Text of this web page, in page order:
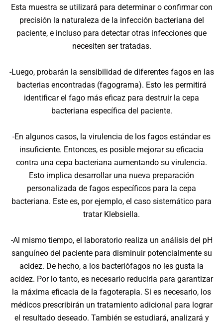
Esta muestra se utilizará para determinar o confirmar con
precisión la naturaleza de la infección bacteriana del
paciente, e incluso para detectar otras infecciones que
necesiten ser tratadas.
-Luego, probarán la sensibilidad de diferentes fagos en las
bacterias encontradas (fagograma). Esto les permitirá
identificar el fago más eficaz para destruir la cepa
bacteriana específica del paciente.
-En algunos casos, la virulencia de los fagos estándar es
insuficiente. Entonces, es posible mejorar su eficacia
contra una cepa bacteriana aumentando su virulencia.
Esto implica desarrollar una nueva preparación
personalizada de fagos específicos para la cepa
bacteriana. Este es, por ejemplo, el caso sistemático para
tratar Klebsiella.
-Al mismo tiempo, el laboratorio realiza un análisis del pH
sanguíneo del paciente para disminuir potencialmente su
acidez. De hecho, a los bacteriófagos no les gusta la
acidez. Por lo tanto, es necesario reducirla para garantizar
la máxima eficacia de la fagoterapia. Si es necesario, los
médicos prescribirán un tratamiento adicional para lograr
el resultado deseado. También se estudiará, analizará y